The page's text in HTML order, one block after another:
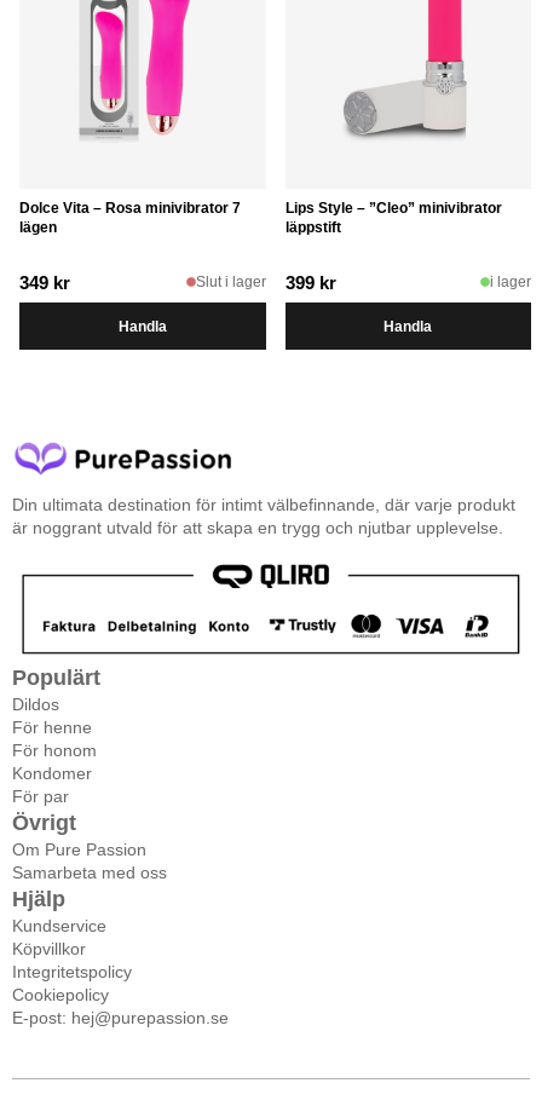
Dolce Vita – Rosa minivibrator 7
lägen
349 kr Slut i lager
Handla
Lips Style – ”Cleo” minivibrator
läppstift
399 kr i lager
Handla
Din ultimata destination för intimt välbefinnande, där varje produkt
är noggrant utvald för att skapa en trygg och njutbar upplevelse.
Populärt
Dildos
För henne
För honom
Kondomer
För par
Övrigt
Om Pure Passion
Samarbeta med oss
Hjälp
Kundservice
Köpvillkor
Integritetspolicy
Cookiepolicy
E-post: hej@purepassion.se